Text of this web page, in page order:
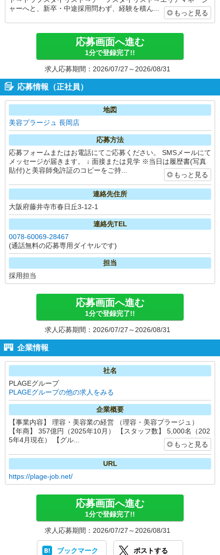
ャーへと、新卒・中途採用問わず、経験を積ん...
もっと見る
応募画面へ進む
1分で登録完了!!
求人応募期間：2026/07/27～2026/08/31
応募情報（正社員）
地図
美容プラージュ 長岡店
応募方法
応募フォームまたはお電話にてご応募ください。 SMSメールにて
メッセージが届きます。 ↓ 面接または見学 ※当日は履歴書(写真
貼付)と美容師免許証のコピーをご持...
もっと見る
連絡先住所
大阪府藤井寺市春日丘3-12-1
連絡先TEL
0078-60069-28467
(通話無料の応募専用ダイヤルです)
担当
採用担当
応募画面へ進む
1分で登録完了!!
求人応募期間：2026/07/27～2026/08/31
企業情報
社名
PLAGEグループ
PLAGEグループの他の求人をみる
企業概要
【事業内容】 理容・美容業の経営 （理容・美容プラージュ）
【年商】 357億円（2025年10月） 【スタッフ数】 5,000名（202
5年4月現在） 【グル...
もっと見る
URL
https://plage-job.net/
応募画面へ進む
1分で登録完了!!
求人応募期間：2026/07/27～2026/08/31
ブックマーク ポストする